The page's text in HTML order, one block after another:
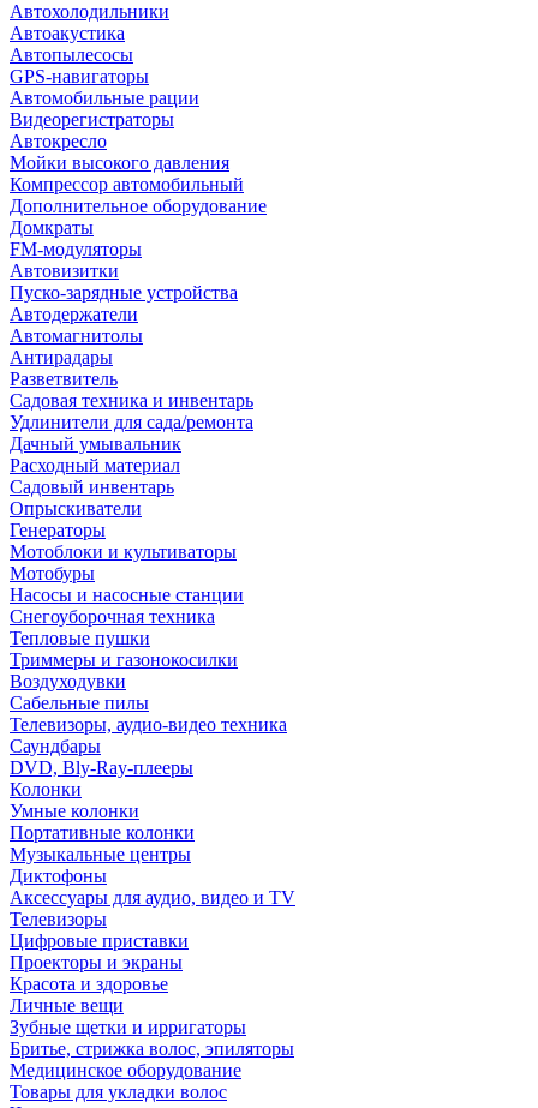
Автохолодильники
Автоакустика
Автопылесосы
GPS-навигаторы
Автомобильные рации
Видеорегистраторы
Автокресло
Мойки высокого давления
Компрессор автомобильный
Дополнительное оборудование
Домкраты
FM-модуляторы
Автовизитки
Пуско-зарядные устройства
Автодержатели
Автомагнитолы
Антирадары
Разветвитель
Садовая техника и инвентарь
Удлинители для сада/ремонта
Дачный умывальник
Расходный материал
Садовый инвентарь
Опрыскиватели
Генераторы
Мотоблоки и культиваторы
Мотобуры
Насосы и насосные станции
Снегоуборочная техника
Тепловые пушки
Триммеры и газонокосилки
Воздуходувки
Сабельные пилы
Телевизоры, аудио-видео техника
Саундбары
DVD, Bly-Ray-плееры
Колонки
Умные колонки
Портативные колонки
Музыкальные центры
Диктофоны
Аксессуары для аудио, видео и TV
Телевизоры
Цифровые приставки
Проекторы и экраны
Красота и здоровье
Личные вещи
Зубные щетки и ирригаторы
Бритье, стрижка волос, эпиляторы
Медицинское оборудование
Товары для укладки волос